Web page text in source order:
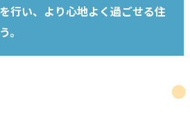
行い、より心地よく過ごせる住
。